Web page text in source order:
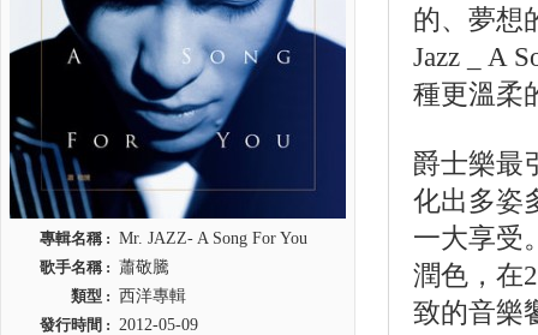
專輯名稱 : Mr. JAZZ- A Song For You
歌手名稱 : 蕭敬騰
類型 : 西洋專輯
發行時間 : 2012-05-09
的、夢想
Jazz _ A
種更溫柔
爵士樂最
化出多姿
一大享受
潤色，在
致的音樂